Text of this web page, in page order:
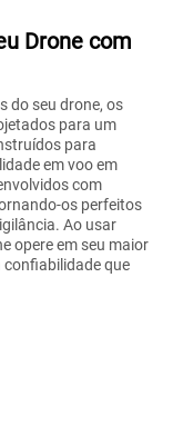
Drone com
do seu drone, os
para um
para
em voo em
com
os perfeitos
Ao usar
opere em seu maior
confiabilidade que